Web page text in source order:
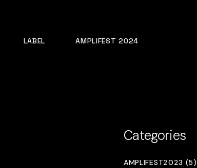
LABEL AMPLIFEST 2024
Categories
AMPLIFEST2023 (5)